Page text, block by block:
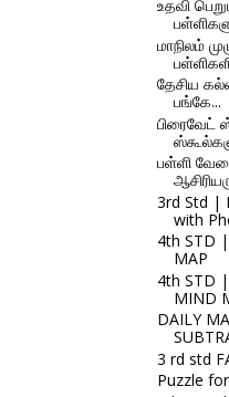
உதவி
மாநிலம்
தேசிய
பங்கே...
பிரைவேட்
பள்ளி
3rd Std |
with
4th STD
MAP
4th STD
MIND
DAILY
3 rd std
Puzzle